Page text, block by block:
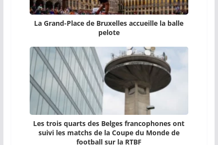
La Grand-Place de Bruxelles accueille la balle
pelote
Les trois quarts des Belges francophones ont
suivi les matchs de la Coupe du Monde de
football sur la RTBF